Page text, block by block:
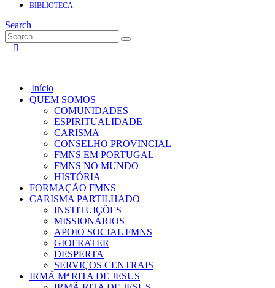
BIBLIOTECA
Search
Início
QUEM SOMOS
COMUNIDADES
ESPIRITUALIDADE
CARISMA
CONSELHO PROVINCIAL
FMNS EM PORTUGAL
FMNS NO MUNDO
HISTÓRIA
FORMAÇÃO FMNS
CARISMA PARTILHADO
INSTITUIÇÕES
MISSIONÁRIOS
APOIO SOCIAL FMNS
GIOFRATER
DESPERTA
SERVIÇOS CENTRAIS
IRMÃ Mª RITA DE JESUS